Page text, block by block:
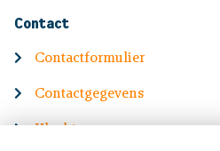
Contact
Contactformulier
Contactgegevens
Klachten